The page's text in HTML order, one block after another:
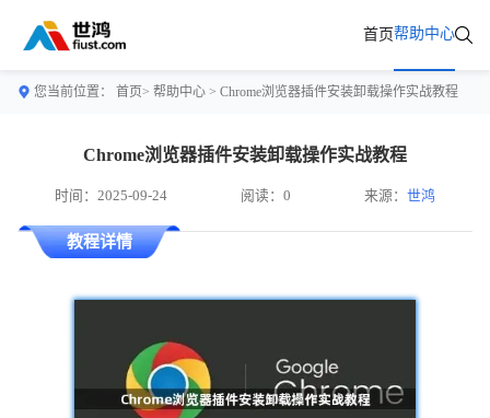
首页帮助中心
您当前位置： 首页> 帮助中心 > Chrome浏览器插件安装卸载操作实战教程
Chrome浏览器插件安装卸载操作实战教程
时间：2025-09-24 阅读：0 来源：世鸿
教程详情